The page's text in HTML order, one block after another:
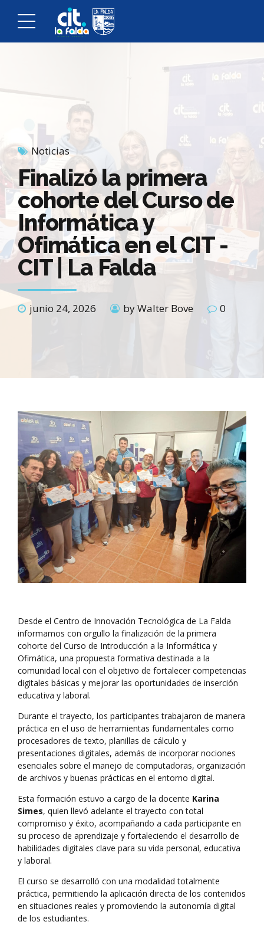
Noticias
Finalizó la primera
cohorte del Curso de
Informática y
Ofimática en el CIT -
CIT | La Falda
junio 24, 2026 by Walter Bove 0
Desde el Centro de Innovación Tecnológica de La Falda
informamos con orgullo la finalización de la primera
cohorte del Curso de Introducción a la Informática y
Ofimática, una propuesta formativa destinada a la
comunidad local con el objetivo de fortalecer competencias
digitales básicas y mejorar las oportunidades de inserción
educativa y laboral.
Durante el trayecto, los participantes trabajaron de manera
práctica en el uso de herramientas fundamentales como
procesadores de texto, planillas de cálculo y
presentaciones digitales, además de incorporar nociones
esenciales sobre el manejo de computadoras, organización
de archivos y buenas prácticas en el entorno digital.
Esta formación estuvo a cargo de la docente Karina
Simes, quien llevó adelante el trayecto con total
compromiso y éxito, acompañando a cada participante en
su proceso de aprendizaje y fortaleciendo el desarrollo de
habilidades digitales clave para su vida personal, educativa
y laboral.
El curso se desarrolló con una modalidad totalmente
práctica, permitiendo la aplicación directa de los contenidos
en situaciones reales y promoviendo la autonomía digital
de los estudiantes.